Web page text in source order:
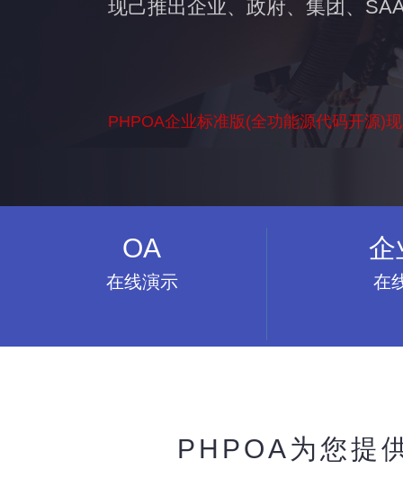
现己推出企业、政府、集团、
PHPOA企业标准版(全功能源代码开源)
OA
在线演示
企
在
PHPOA为您提